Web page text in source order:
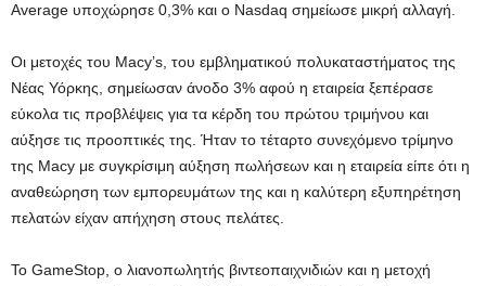
Average υποχώρησε 0,3% και ο Nasdaq σημείωσε μικρή αλλαγή.
Οι μετοχές του Macy’s, του εμβληματικού πολυκαταστήματος της
Νέας Υόρκης, σημείωσαν άνοδο 3% αφού η εταιρεία ξεπέρασε
εύκολα τις προβλέψεις για τα κέρδη του πρώτου τριμήνου και
αύξησε τις προοπτικές της. Ήταν το τέταρτο συνεχόμενο τρίμηνο
της Macy με συγκρίσιμη αύξηση πωλήσεων και η εταιρεία είπε ότι η
αναθεώρηση των εμπορευμάτων της και η καλύτερη εξυπηρέτηση
πελατών είχαν απήχηση στους πελάτες.
Το GameStop, ο λιανοπωλητής βιντεοπαιχνιδιών και η μετοχή